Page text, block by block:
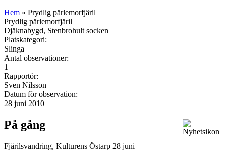
Hem » Prydlig pärlemorfjäril
Prydlig pärlemorfjäril
Djäknabygd, Stenbrohult socken
Platskategori:
Slinga
Antal observationer:
1
Rapportör:
Sven Nilsson
Datum för observation:
28 juni 2010
På gång
Fjärilsvandring, Kulturens Östarp 28 juni